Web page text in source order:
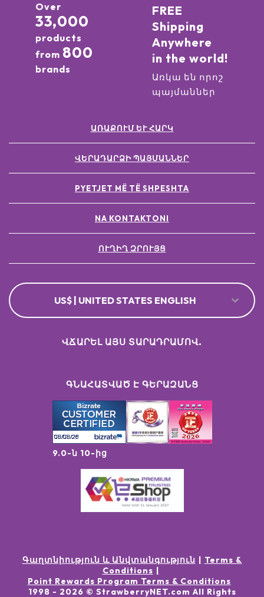
Over
33,000
products
from 800
brands
FREE
Shipping
Anywhere
in the world!
Առկա են որոշ
պայմաններ
ԱՌԱՔՈՒՄ ԵՒ ՀԱՐԿ
ՎԵՐԱԴԱՐՁԻ ՊԱՅՄԱՆՆԵՐ
PYETJET MË TË SHPESHTA
NA KONTAKTONI
ՈՒՂԻՂ ԶՐՈՒՅՑ
US$ | UNITED STATES ENGLISH
ԳՆԱՀԱՏՎԱԾ Է ԳԵՐԱԶԱՆՑ
9.0-ն 10-ից
ՎՃԱՐԵԼ ԱՅՍ ՏԱՐԱԴՐԱՄՈՎ.
Գաղտնիություն և Անվտանգություն
Terms &
Conditions
Point Rewards Program Terms & Conditions
1998 - 2026 © StrawberryNET.com All Rights